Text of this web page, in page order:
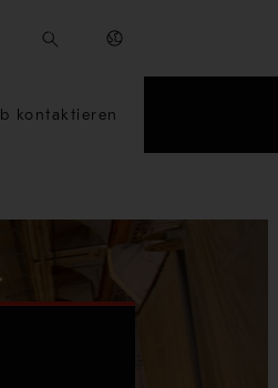
kontaktieren